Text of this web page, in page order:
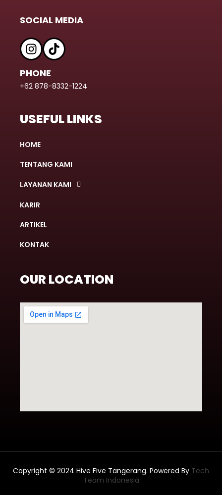
SOCIAL MEDIA
PHONE
+62 878-8332-1224
USEFUL LINKS
HOME
TENTANG KAMI
LAYANAN KAMI
KARIR
ARTIKEL
KONTAK
OUR LOCATION
Copyright © 2024 Hive Five Tangerang. Powered By Tech
Team Indonesia